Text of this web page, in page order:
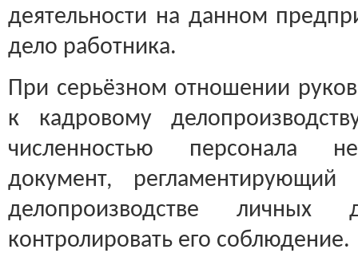
деятельности на данном
дело работника.
При серьёзном отношении
к кадровому
численностью персонала
документ,
делопроизводстве
контролировать его соблюдение.